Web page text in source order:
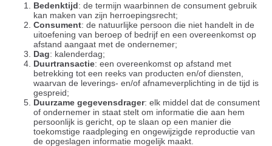
Bedenktijd: de termijn waarbinnen de consument gebruik
kan maken van zijn herroepingsrecht;
Consument: de natuurlijke persoon die niet handelt in de
uitoefening van beroep of bedrijf en een overeenkomst op
afstand aangaat met de ondernemer;
Dag: kalenderdag;
Duurtransactie: een overeenkomst op afstand met
betrekking tot een reeks van producten en/of diensten,
waarvan de leverings- en/of afnameverplichting in de tijd is
gespreid;
Duurzame gegevensdrager: elk middel dat de consument
of ondernemer in staat stelt om informatie die aan hem
persoonlijk is gericht, op te slaan op een manier die
toekomstige raadpleging en ongewijzigde reproductie van
de opgeslagen informatie mogelijk maakt.